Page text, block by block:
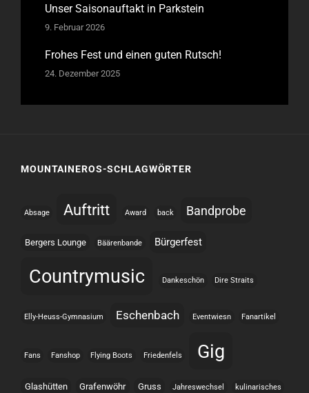
Unser Saisonauftakt in Parkstein
9. Februar 2026
Frohes Fest und einen guten Rutsch!
24. Dezember 2025
MOUNTAINEROS-SCHLAGWÖRTER
Absage Auftritt Award back Bandprobe
Bergers Lounge Bäärenbande Bürgerfest
Countrymusic Dankeschön Dire Straits
Elly-Heuss-Gymnasium Eschenbach Eventwiesn Fanartikel
Fans Fanshop Flying Boots Friedenfels Gig
Glashütten Grafenwöhr Gruss Jahreswechsel kulinarisches